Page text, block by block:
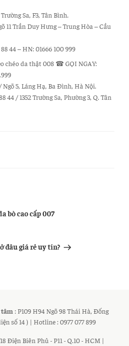
Sa, F3, Tân Bình.
11 Trần Duy Hưng – Trung Hòa – Cầu
44 – HN: 01666 100 999
chéo da thật 008 ☎ GỌI NGAY:
5, Láng Hạ, Ba Đình, Hà Nội.
/ 1352 Trường Sa, Phường 3, Q. Tân
bò cao cấp 007
đâu giá rẻ uy tín?
: P109 H94 Ngõ 98 Thái Hà, Đống
số 14 ) | Hotline : 0977 077 899
Điện Biên Phủ - P11 - Q.10 - HCM |